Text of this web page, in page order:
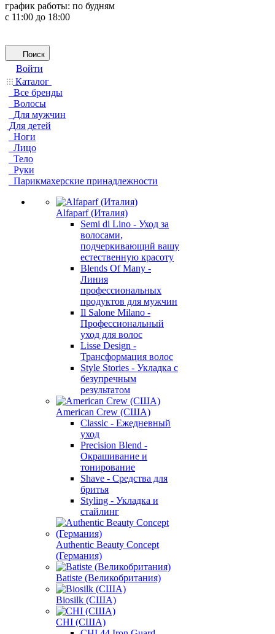
график работы: по будням
с 11:00 до 18:00
Поиск
Войти
Каталог
Все бренды
Волосы
Для мужчин
Для детей
Ноги
Лицо
Тело
Руки
Парикмахерские принадлежности
Alfaparf (Италия)
Semi di Lino - Уход за
волосами,
подчеркивающий вашу
естественную красоту
Blends Of Many -
Линия
профессиональных
продуктов для мужчин
Il Salone Milano -
Профессиональный
уход для волос
Lisse Design -
Трансформация волос
Style Stories - Укладка с
безупречным
результатом
American Crew (США)
Classic - Ежедневный
уход
Precision Blend -
Окрашивание и
тонирование
Shave - Средства для
бритья
Styling - Укладка и
стайлинг
Authentic Beauty Concept
(Германия)
Batiste (Великобритания)
Biosilk (США)
CHI (США)